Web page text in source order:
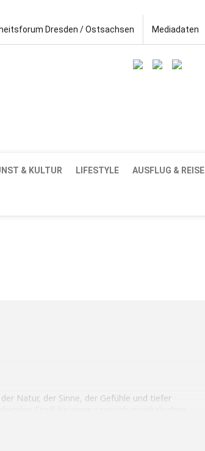
Dresden / Ostsachsen Mediadaten
& KULTUR LIFESTYLE AUSFLUG & REISE
Natur, der Sinne, der Gefühle und tiefer
am Rand der Heide. Wir würden Sie gerne als